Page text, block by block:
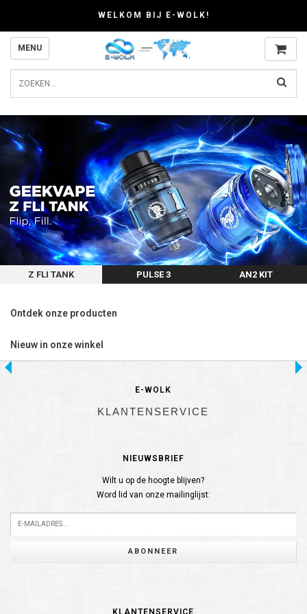
WELKOM BIJ E-WOLK!
MENU
Z FLI TANK PULSE 3 AN2 KIT
Ontdek onze producten
Nieuw in onze winkel
E-WOLK
KLANTENSERVICE
NIEUWSBRIEF
Wilt u op de hoogte blijven?
Word lid van onze mailinglijst:
ABONNEER
KLANTENSERVICE